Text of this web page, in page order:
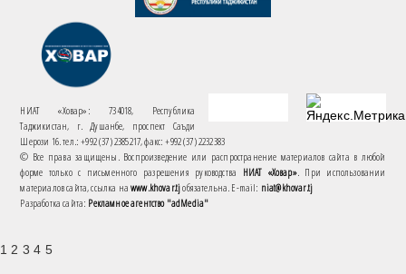
НИАТ «Ховар»: 734018, Республика
Таджикистан, г. Душанбе, проспект Саъди
Шерози 16. тел.: +992 (37) 2385217, факс: +992 (37) 2232383
© Все права защищены. Воспроизведение или распространение материалов сайта в любой
форме только с письменного разрешения руководства НИАТ «Ховар». При использовании
материалов сайта, ссылка наwww.khovar.tjобязательна. E-mail: niat@khovar.tj
Разработка сайта: Рекламное агентство "adMedia"
1 2 3 4 5